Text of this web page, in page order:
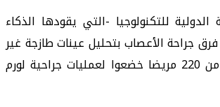
للتكنولوجيا -التي يقودها الذكاء
جراحة الأعصاب بتحليل عينات طازجة غير
معالجة تم أخذها من 220 مريضا خضعوا لعمليات جراحية لورم